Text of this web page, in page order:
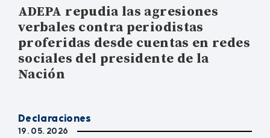
ADEPA repudia las agresiones
verbales contra periodistas
proferidas desde cuentas en redes
sociales del presidente de la
Nación
Declaraciones
19. 05. 2026